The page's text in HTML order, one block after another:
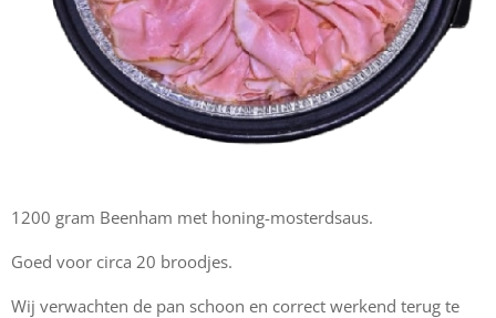
1200 gram Beenham met honing-mosterdsaus.
Goed voor circa 20 broodjes.
Wij verwachten de pan schoon en correct werkend terug te